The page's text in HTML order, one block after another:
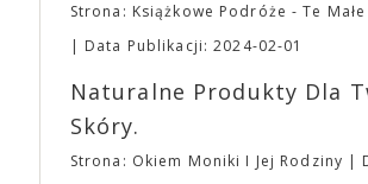
Strona: Książkowe Podróże - Te
Data Publikacji: 2024-02-01
Naturalne Produkty Dla
Skóry.
Strona: Okiem Moniki I Jej Rodziny